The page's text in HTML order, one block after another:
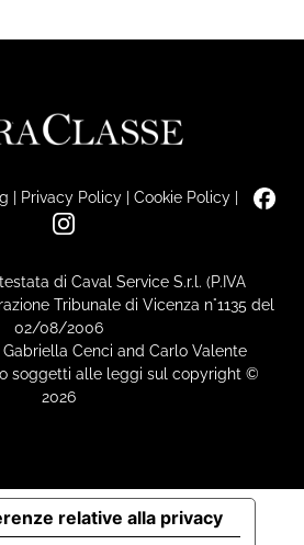
| Privacy Policy| Cookie Policy|
di Caval Service S.r.l. (P.IVA
Tribunale di Vicenza n°1135 del
02/08/2006
Cenci and Carlo Valente
soggetti alle leggi sul copyright ©
2026
relative alla privacy